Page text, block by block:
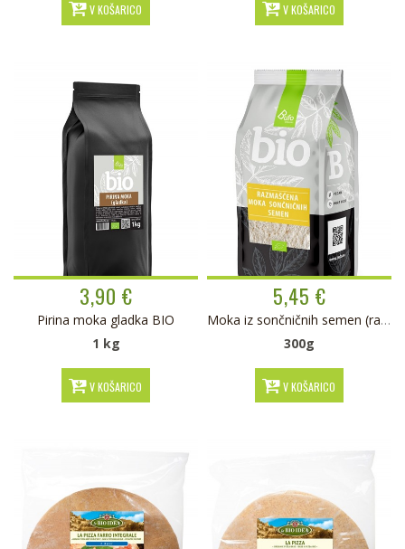
V KOŠARICO V KOŠARICO
3,90 €
Pirina moka gladka BIO
1 kg
V KOŠARICO
5,45 €
Moka iz sončničnih semen (razmaščena) BIO
300g
V KOŠARICO